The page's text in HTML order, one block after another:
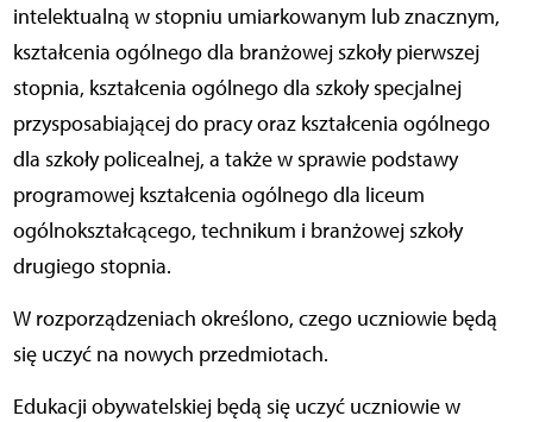
intelektualną w stopniu umiarkowanym lub znacznym,
kształcenia ogólnego dla branżowej szkoły pierwszej
stopnia, kształcenia ogólnego dla szkoły specjalnej
przysposabiającej do pracy oraz kształcenia ogólnego
dla szkoły policealnej, a także w sprawie podstawy
programowej kształcenia ogólnego dla liceum
ogólnokształcącego, technikum i branżowej szkoły
drugiego stopnia.
W rozporządzeniach określono, czego uczniowie będą
się uczyć na nowych przedmiotach.
Edukacji obywatelskiej będą się uczyć uczniowie w